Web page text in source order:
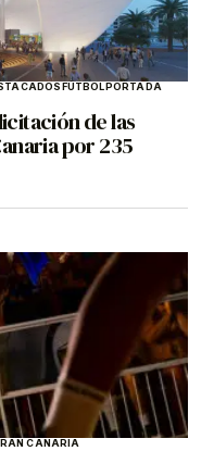
FÚTBOLPORTADA
de las
por 235
CANARIA